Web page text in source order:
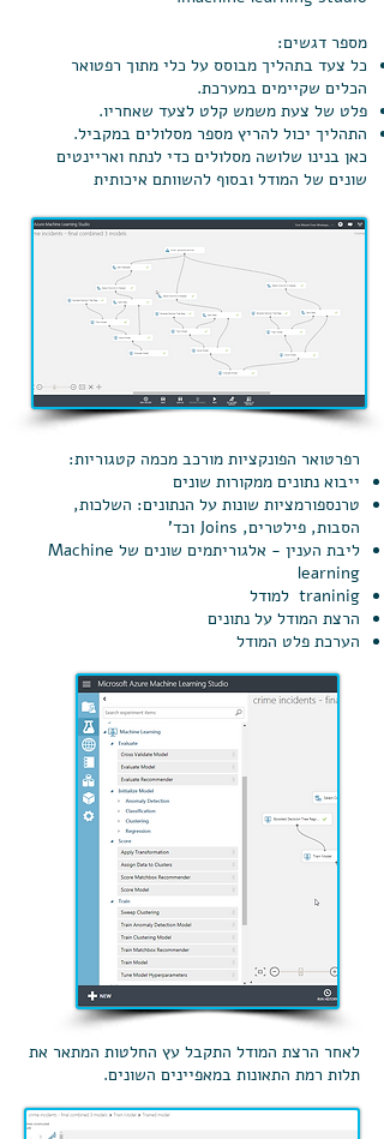
מספר דגשים:
כל צעד בתהליך מבוסס על כלי מתוך רפטואר
הכלים שקיימים במערכת.
פלט של צעת משמש קלט לצעד שאחריו.
התהליך יכול להריץ מספר מסלולים במקביל.
כאן בנינו שלושה מסלולים כדי לנתח ואריינטים
שונים של המודל ובסוף להשוותם איכותית
רפרטואר הפונקציות מורכב מכמה קטגוריות:
ייבוא נתונים ממקורות שונים
טרנספורמציות שונות על הנתונים: השלכות,
הסבות, פילטרים, Joins וכד'
ליבת הענין - אלגוריתמים שונים של Machine
learning
traninig למודל
הרצת המודל על נתונים
הערכת פלט המודל
לאחר הרצת המודל התקבל עץ החלטות המתאר את
תלות רמת התאונות במאפיינים השונים.